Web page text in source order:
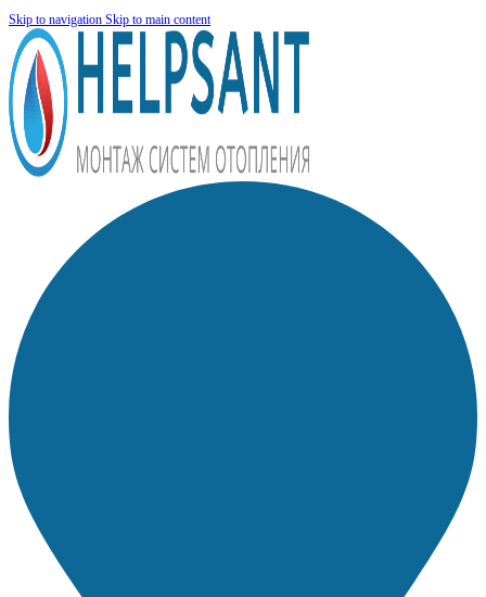
Skip to navigation Skip to main content